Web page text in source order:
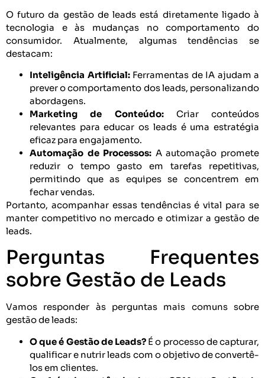
O futuro da gestão de leads está diretamente ligado à
tecnologia e às mudanças no comportamento do
consumidor. Atualmente, algumas tendências se
destacam:
Inteligência Artificial:Ferramentas de IA ajudam a
prever o comportamento dos leads, personalizando
abordagens.
Marketing de Conteúdo:Criar conteúdos
relevantes para educar os leads é uma estratégia
eficaz para engajamento.
Automação de Processos: A automação promete
reduzir o tempo gasto em tarefas repetitivas,
permitindo que as equipes se concentrem em
fechar vendas.
Portanto, acompanhar essas tendências é vital para se
manter competitivo no mercado e otimizar a gestão de
leads.
Perguntas Frequentes
sobre Gestão de Leads
Vamos responder às perguntas mais comuns sobre
gestão de leads:
O que é Gestão de Leads? É o processo de capturar,
qualificar e nutrir leads com o objetivo de convertê-
los em clientes.